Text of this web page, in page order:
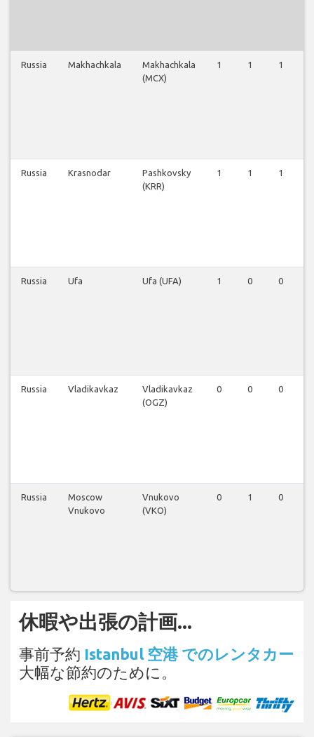
Russia Makhachkala
Makhachkala
(MCX)
1 1 1
Russia Krasnodar
Pashkovsky
(KRR)
1 1 1
Russia Ufa Ufa (UFA) 1 0 0
Russia Vladikavkaz
Vladikavkaz
(OGZ)
0 0 0
Russia
Moscow
Vnukovo
Vnukovo
(VKO)
0 1 0
休暇や出張の計画...
事前予約 Istanbul 空港 でのレンタカー
大幅な節約のために。